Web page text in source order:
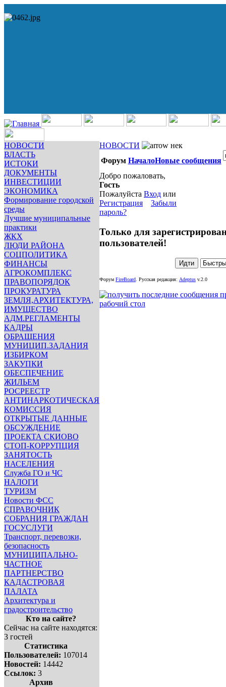
НОВОСТИ
ВЛАСТЬ
ИСТОКИ
ДОКУМЕНТЫ
ИНВЕСТИЦИИ
ЭКОНОМИКА
Формирование городской
среды
Лучшие муниципальные
практики
ЖКХ
ЛЮДИ РАЙОНА
СОЦПОЛИТИКА
ФИНАНСЫ
АГРОКОМПЛЕКС
ПРАВОПОРЯДОК
ПРОКУРАТУРА
ЗЕМЛЯ,АРХИТЕКТУРА,
ИМУЩЕСТВО
АДМ.РЕГЛАМЕНТЫ
КАДРЫ
ОБРАЩЕНИЯ
МУНИЦИП.ЗАДАНИЯ
ИЗБИРКОМ
ЗАКУПКИ
ОБЕСПЕЧЕНИЕ
ЖИЛЬЕМ
РОСРЕЕСТР
АНТИНАРКОТИЧЕСКАЯ
КОМИССИЯ
ОТКРЫТЫЕ ДАННЫЕ
ОБСУЖДЕНИЕ
ПРОЕКТА СКИОВО
СТОП-КОРРУПЦИЯ
ЗАНЯТОСТЬ
НАСЕЛЕНИЯ
Служба ГО и ЧС
НАЛОГИ
ТУРИЗМ
Новости ФСС
СПРАВОЧНИК
СОБРАНИЯ ГРАЖДАН
ГОСУСЛУГИ
Транспорт, перевозки,
безопасность
МУНИЦИПАЛЬНО-
ЧАСТНОЕ
ПАРТНЕРСТВО
КАДАСТРОВАЯ
ПАЛАТА
Архитектура и
градостроительство
Кто на сайте?
Сейчас на сайте находятся:
3 гостей
Статистика
Пользователей: 107014
Новостей: 14442
Ссылок: 3
Архив
НОВОСТИ
нек
Форум НачалоНовые сообщения
Добро пожаловать,
Гость
Пожалуйста Вход или
Регистрация
Забыли
пароль?
Только для
пользователей!
Форум FireBoard. Русская редакция: Adeptus v.2.0